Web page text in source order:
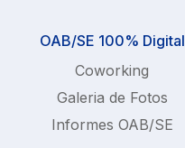
OAB/SE 100% Digital
Coworking
Galeria de Fotos
Informes OAB/SE